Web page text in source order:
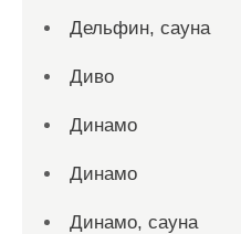
Дельфин, сауна
Диво
Динамо
Динамо
Динамо, сауна